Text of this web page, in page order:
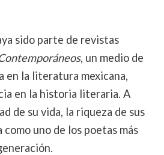
sido parte de revistas
, un medio de
en la literatura mexicana,
en la historia literaria. A
de su vida, la riqueza de sus
uno de los poetas más